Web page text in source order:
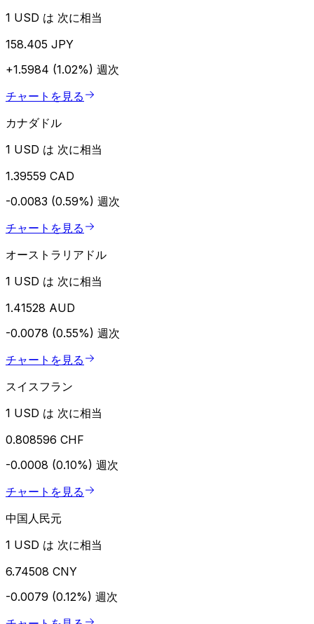
1 USD は 次に相当
158.405 JPY
+1.5984 (1.02%) 週次
チャートを見る
カナダドル
1 USD は 次に相当
1.39559 CAD
-0.0083 (0.59%) 週次
チャートを見る
オーストラリアドル
1 USD は 次に相当
1.41528 AUD
-0.0078 (0.55%) 週次
チャートを見る
スイスフラン
1 USD は 次に相当
0.808596 CHF
-0.0008 (0.10%) 週次
チャートを見る
中国人民元
1 USD は 次に相当
6.74508 CNY
-0.0079 (0.12%) 週次